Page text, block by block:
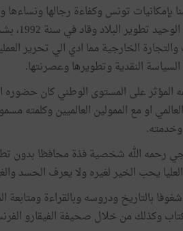
بإمكانيات تونس وكفاءة رجالها
الخارجية مما ادي الي تحرير
النقدية وتطويرها وعصرنتها.
المؤثر على المستوى الوطني كان حضوره
العالمي او مع الممولين العالميين
رحمه الله شخصية فذة محافظا بدون
العليا يحب الخير لغيره ولا يعرف
بالتاريخ ودروسه وبالقراءة
وكذلك من خلال صحيفة الفيقارو